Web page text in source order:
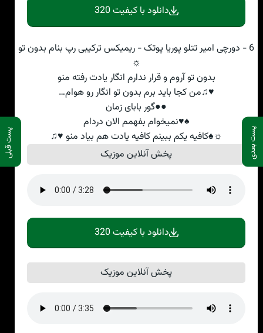
پست بعدی پست قبلی
دانلود با کیفیت 320
6 - دورچی امیر تتلو پوریا پوتک - ریمیکس ترکیبی رپ بنام بدون تو
☼
بدون تو آروم و قرار ندارم انگار یادت رفته منو
♥♫من کجا باید برم بدون تو انگار رو هوام…
●●گور بابای زمان
♠♥نمیخوام بفهمم الان دردام
☼♠کافیه یکم ببینم کافیه یادت هم بیاد منو ♥♫
پخش آنلاین موزیک
دانلود با کیفیت 320
پخش آنلاین موزیک